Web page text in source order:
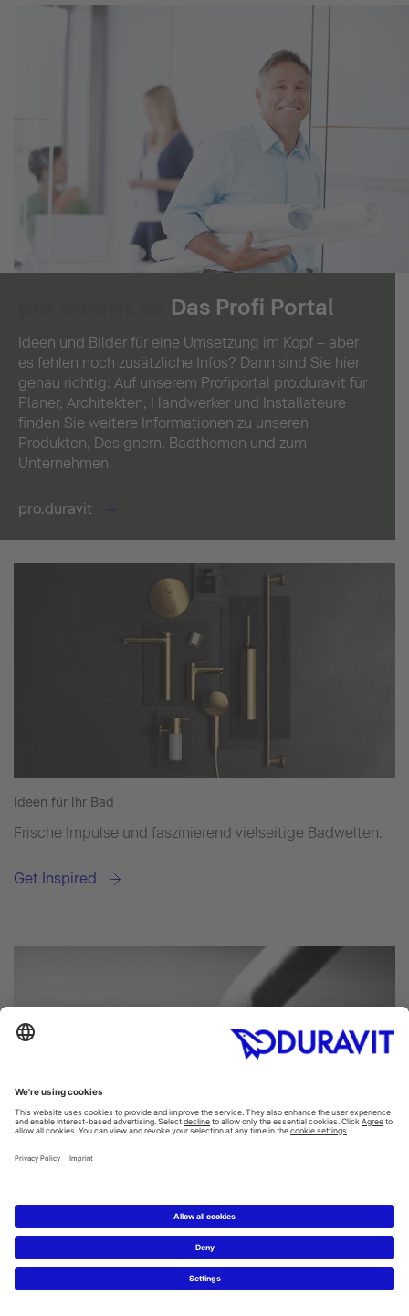
Das Profi Portal
Ideen und Bilder für eine Umsetzung im Kopf – aber
es fehlen noch zusätzliche Infos? Dann sind Sie hier
genau richtig: Auf unserem Profiportal pro.duravit für
Planer, Architekten, Handwerker und Installateure
finden Sie weitere Informationen zu unseren
Produkten, Designern, Badthemen und zum
Unternehmen.
pro.duravit
Ideen für Ihr Bad
Frische Impulse und faszinierend vielseitige Badwelten.
Get Inspired
Mit dem Duravit-Badplaner können Sie Ihre ersten Ideen
zum Traumbad selbst online umsetzen.